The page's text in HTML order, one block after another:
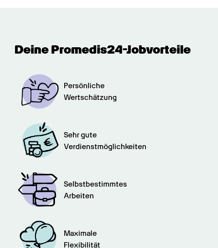
Deine Promedis24-Jobvorteile
Persönliche
Wertschätzung
Sehr gute
Verdienstmöglichkeiten
Selbstbestimmtes
Arbeiten
Maximale
Flexibilität